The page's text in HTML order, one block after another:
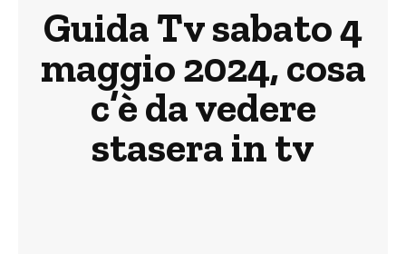
Guida Tv sabato 4
maggio 2024, cosa
c’è da vedere
stasera in tv